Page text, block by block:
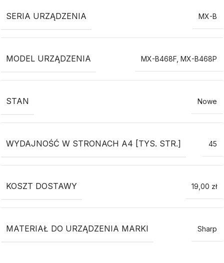
SERIA URZĄDZENIA MX-B
MODEL URZĄDZENIA MX-B468F MX-B468P
STAN Nowe
WYDAJNOŚĆ W STRONACH A4 [TYS. STR.] 45
KOSZT DOSTAWY 19,00 zł
MATERIAŁ DO URZĄDZENIA MARKI Sharp